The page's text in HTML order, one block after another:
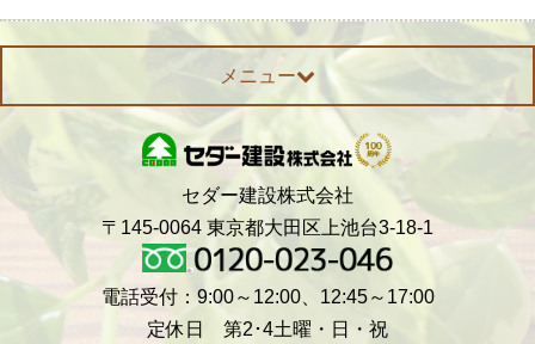
メニュー
セダー建設株式会社
〒145-0064 東京都大田区上池台3-18-1
電話受付：9:00～12:00、12:45～17:00
定休日 第2･4土曜・日・祝